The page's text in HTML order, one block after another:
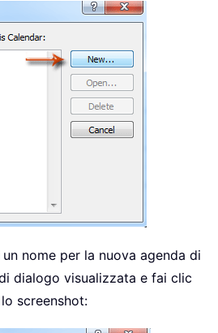
nome per la nuova agenda di
dialogo visualizzata e fai clic
screenshot: